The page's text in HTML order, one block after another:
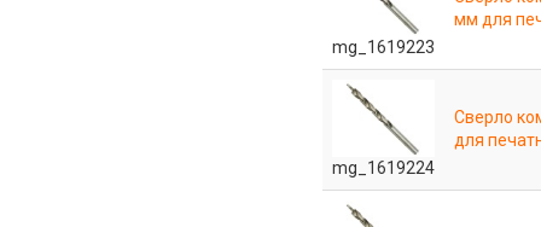
mg_1619223
мм для
mg_1619224
Сверло
для